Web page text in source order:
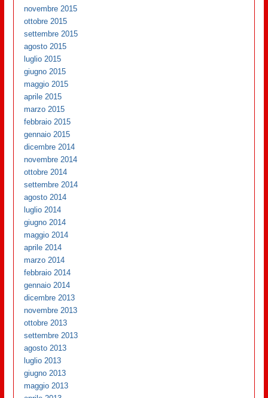
novembre 2015
ottobre 2015
settembre 2015
agosto 2015
luglio 2015
giugno 2015
maggio 2015
aprile 2015
marzo 2015
febbraio 2015
gennaio 2015
dicembre 2014
novembre 2014
ottobre 2014
settembre 2014
agosto 2014
luglio 2014
giugno 2014
maggio 2014
aprile 2014
marzo 2014
febbraio 2014
gennaio 2014
dicembre 2013
novembre 2013
ottobre 2013
settembre 2013
agosto 2013
luglio 2013
giugno 2013
maggio 2013